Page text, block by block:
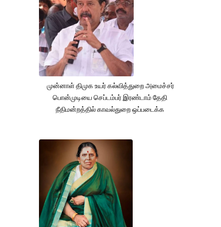
முன்னாள் திமுக உயர் கல்வித்துறை அமைச்சர்
பொன்முடியை செப்டம்பர் இரண்டாம் தேதி
நீதிமன்றத்தில் காவல்துறை ஒப்படைக்க